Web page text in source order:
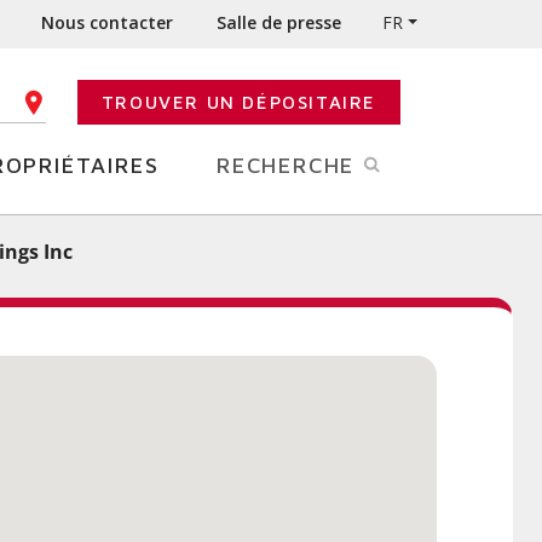
Nous contacter Salle de presse FR
CODE POSTALTROUVER UN DÉPOSITAIRE
RECHERCHE
Inc